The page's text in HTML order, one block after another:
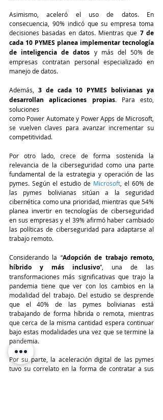
Asimismo, aceleró el uso de datos. En
consecuencia, 90% indicó que su empresa toma
decisiones basadas en datos. Mientras que 7 de
cada 10 PYMES planea implementar tecnología
de inteligencia de datos y más del 50% de
empresas contratan personal especializado en
manejo de datos.
Además, 3 de cada 10 PYMES bolivianas ya
desarrollan aplicaciones propias. Para esto,
soluciones
como Power Automate y Power Apps de Microsoft,
se vuelven claves para avanzar incrementar su
competitividad.
Por otro lado, crece de forma sostenida la
relevancia de la ciberseguridad como una parte
fundamental de la estrategia y operación de las
pymes. Según el estudio de Microsoft , el 60% de
las pymes bolivianas sitúan a la seguridad
cibernética como una prioridad, mientras que 54%
planea invertir en tecnologías de ciberseguridad
en sus empresas y el 39% afirmó haber cambiado
las políticas de ciberseguridad para adaptarse al
trabajo remoto.
Considerando la “Adopción de trabajo remoto,
híbrido y más inclusivo”, una de las
transformaciones más significativas que trajo la
pandemia tiene que ver con los cambios en la
modalidad del trabajo. Del estudio se desprende
que el 40% de las pymes bolivianas está
trabajando de forma híbrida o remota, mientras
que cerca de la misma cantidad espera continuar
bajo estas modalidades una vez que se termine la
pandemia.
Por su parte, la aceleración digital de las pymes
tuvo su correlato en la forma de contratar a sus